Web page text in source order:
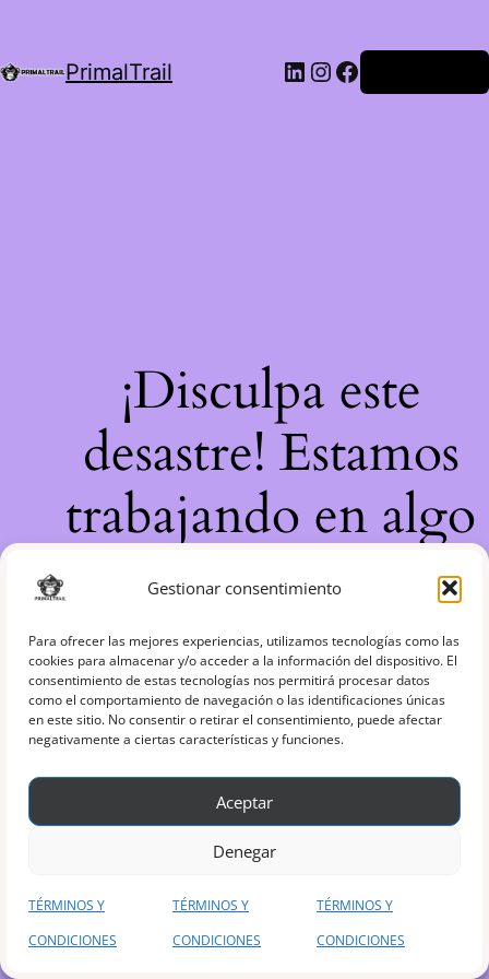
Gestionar consentimiento
Para ofrecer las mejores experiencias, utilizamos tecnologías como las
cookies para almacenar y/o acceder a la información del dispositivo. El
consentimiento de estas tecnologías nos permitirá procesar datos
como el comportamiento de navegación o las identificaciones únicas
en este sitio. No consentir o retirar el consentimiento, puede afectar
negativamente a ciertas características y funciones.
Aceptar
Denegar
TÉRMINOS Y
CONDICIONES
TÉRMINOS Y
CONDICIONES
TÉRMINOS Y
CONDICIONES
PrimalTrail LinkedIn
Instagram
Facebook
¡Disculpa este
desastre! Estamos
trabajando en algo
increíble, ¡vuelve
pronto!